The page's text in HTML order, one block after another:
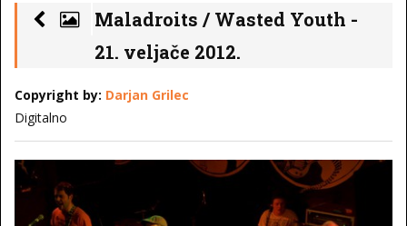
Maladroits / Wasted Youth -
21. veljače 2012.
Copyright by: Darjan Grilec
Digitalno